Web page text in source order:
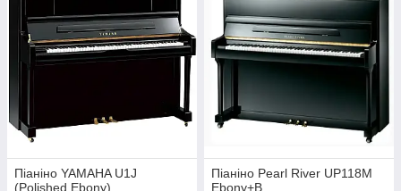
Піаніно YAMAHA U1J
(Polished Ebony)
Піаніно Pearl River UP118M
Ebony+B